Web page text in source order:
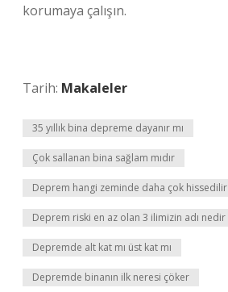
korumaya çalışın.
Tarih: Makaleler
35 yıllık bina depreme dayanır mı
Çok sallanan bina sağlam mıdır
Deprem hangi zeminde daha çok hissedilir
Deprem riski en az olan 3 ilimizin adı nedir
Depremde alt kat mı üst kat mı
Depremde binanın ilk neresi çöker